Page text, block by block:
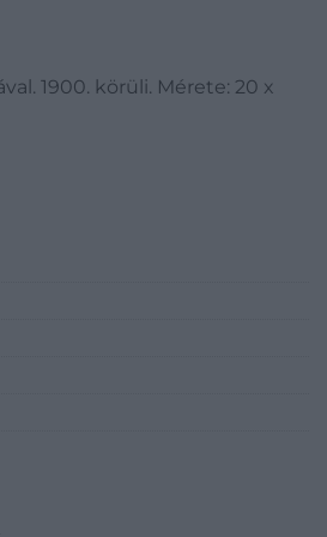
1900. körüli. Mérete: 20 x